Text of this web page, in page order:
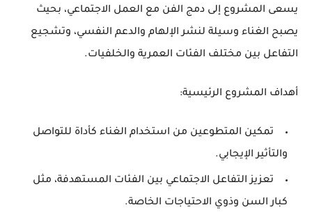
يسعى المشروع إلى دمج الفن مع العمل الاجتماعي، بحيث
يصبح الغناء وسيلة لنشر الإلهام والدعم النفسي، وتشجيع
التفاعل بين مختلف الفئات العمرية والخلفيات.
أهداف المشروع الرئيسية:
تمكين المتطوعين من استخدام الغناء كأداة للتواصل
والتأثير الإيجابي.
تعزيز التفاعل الاجتماعي بين الفئات المستهدفة، مثل
كبار السن وذوي الاحتياجات الخاصة.